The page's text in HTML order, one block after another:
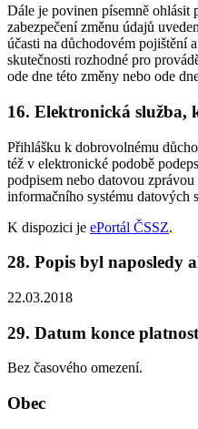
Dále je povinen písemně ohlásit
zabezpečení změnu údajů
účasti na důchodovém pojištění
skutečnosti rozhodné pro
ode dne této změny nebo ode
16. Elektronická služba,
Přihlášku k dobrovolnému
též v elektronické podobě
podpisem nebo datovou
informačního systému datových
K dispozici je ePortál ČSSZ.
28. Popis byl naposledy
22.03.2018
29. Datum konce
Bez časového omezení.
Obec